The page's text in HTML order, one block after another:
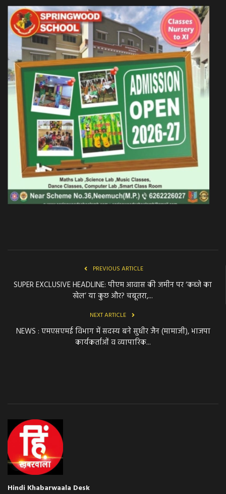
PREVIOUS ARTICLE
SUPER EXCLUSIVE HEADLINE: पीएम आवास की जमीन पर ‘कब्जे का
खेल’ या कुछ और? चबूतरा,...
NEXT ARTICLE
NEWS : एमएसएमई विभाग में सदस्य बने सुधीर जैन (मामाजी), भाजपा
कार्यकर्ताओं व व्यापारिक...
Hindi Khabarwaala Desk